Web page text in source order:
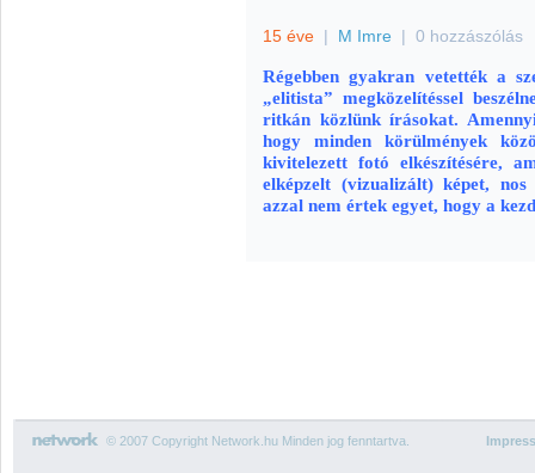
15 éve | M Imre | 0 hozzászólás
Régebben gyakran vetették a
„elitista” megközelítéssel
ritkán közlünk írásokat.
hogy minden körülmények
kivitelezett fotó elkészítésére,
elképzelt (vizualizált) képet,
azzal nem értek egyet, hogy a
© 2007 Copyright Network.hu Minden jog fenntartva.